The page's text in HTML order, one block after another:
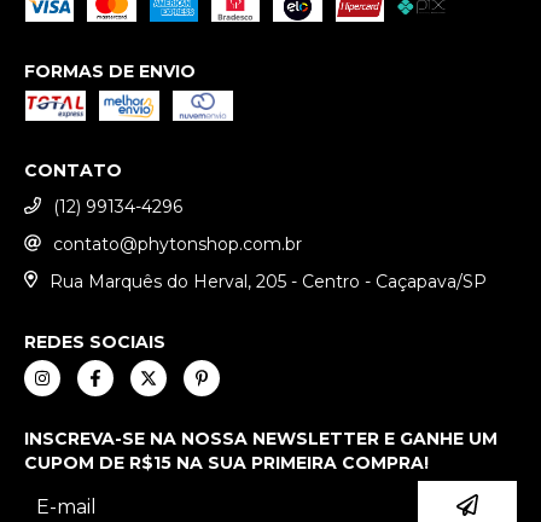
FORMAS DE ENVIO
CONTATO
(12) 99134-4296
contato@phytonshop.com.br
Rua Marquês do Herval, 205 - Centro - Caçapava/SP
REDES SOCIAIS
INSCREVA-SE NA NOSSA NEWSLETTER E GANHE UM
CUPOM DE R$15 NA SUA PRIMEIRA COMPRA!